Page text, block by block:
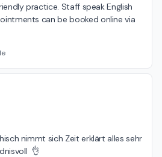
practice. Staff speak English
can be booked online via
nimmt sich Zeit erklärt alles sehr
👌